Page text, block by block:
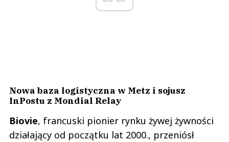
Nowa baza logistyczna w Metz i sojusz
InPostu z Mondial Relay
Biovie, francuski pionier rynku żywej żywności
działający od początku lat 2000., przeniósł